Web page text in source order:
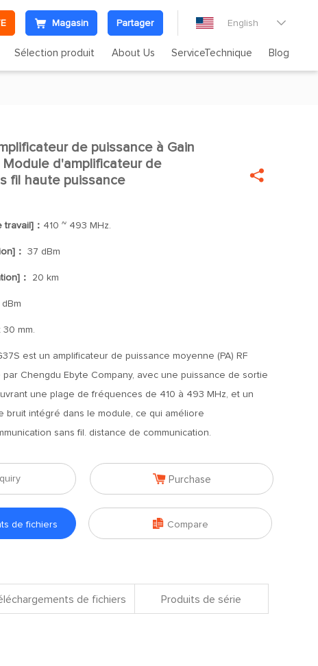
Magasin Partager English 
Sélection produit About Us ServiceTechnique Blog

de puissance à Gain
Module d'amplificateur de
fil haute puissance

： 410 ~ 493 MHz.
： 37 dBm
： 20 km
dBm
30 mm.
est un amplificateur de puissance moyenne (PA) RF
Chengdu Ebyte Company, avec une puissance de sortie
une plage de fréquences de 410 à 493 MHz, et un
bruit intégré dans le module, ce qui améliore
sans fil. distance de communication.
 Purchase
de fichiers  Compare
de fichiers Produits de série